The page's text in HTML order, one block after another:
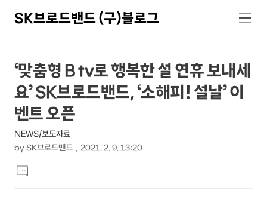
SK브로드밴드 (구)블로그
색
메
뉴
상
세
컨
텐
츠
본
문
제
목
‘맞춤형 B tv로 행복한 설 연휴 보내세
요’ SK브로드밴드, ‘소해피! 설날’ 이
벤트 오픈
NEWS/보도자료
by SK브로드밴드 2021. 2. 9. 13:20
문
댓
글